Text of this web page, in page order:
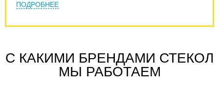
ПОДРОБНЕЕ
С КАКИМИ БРЕНДАМИ СТЕКОЛ
МЫ РАБОТАЕМ